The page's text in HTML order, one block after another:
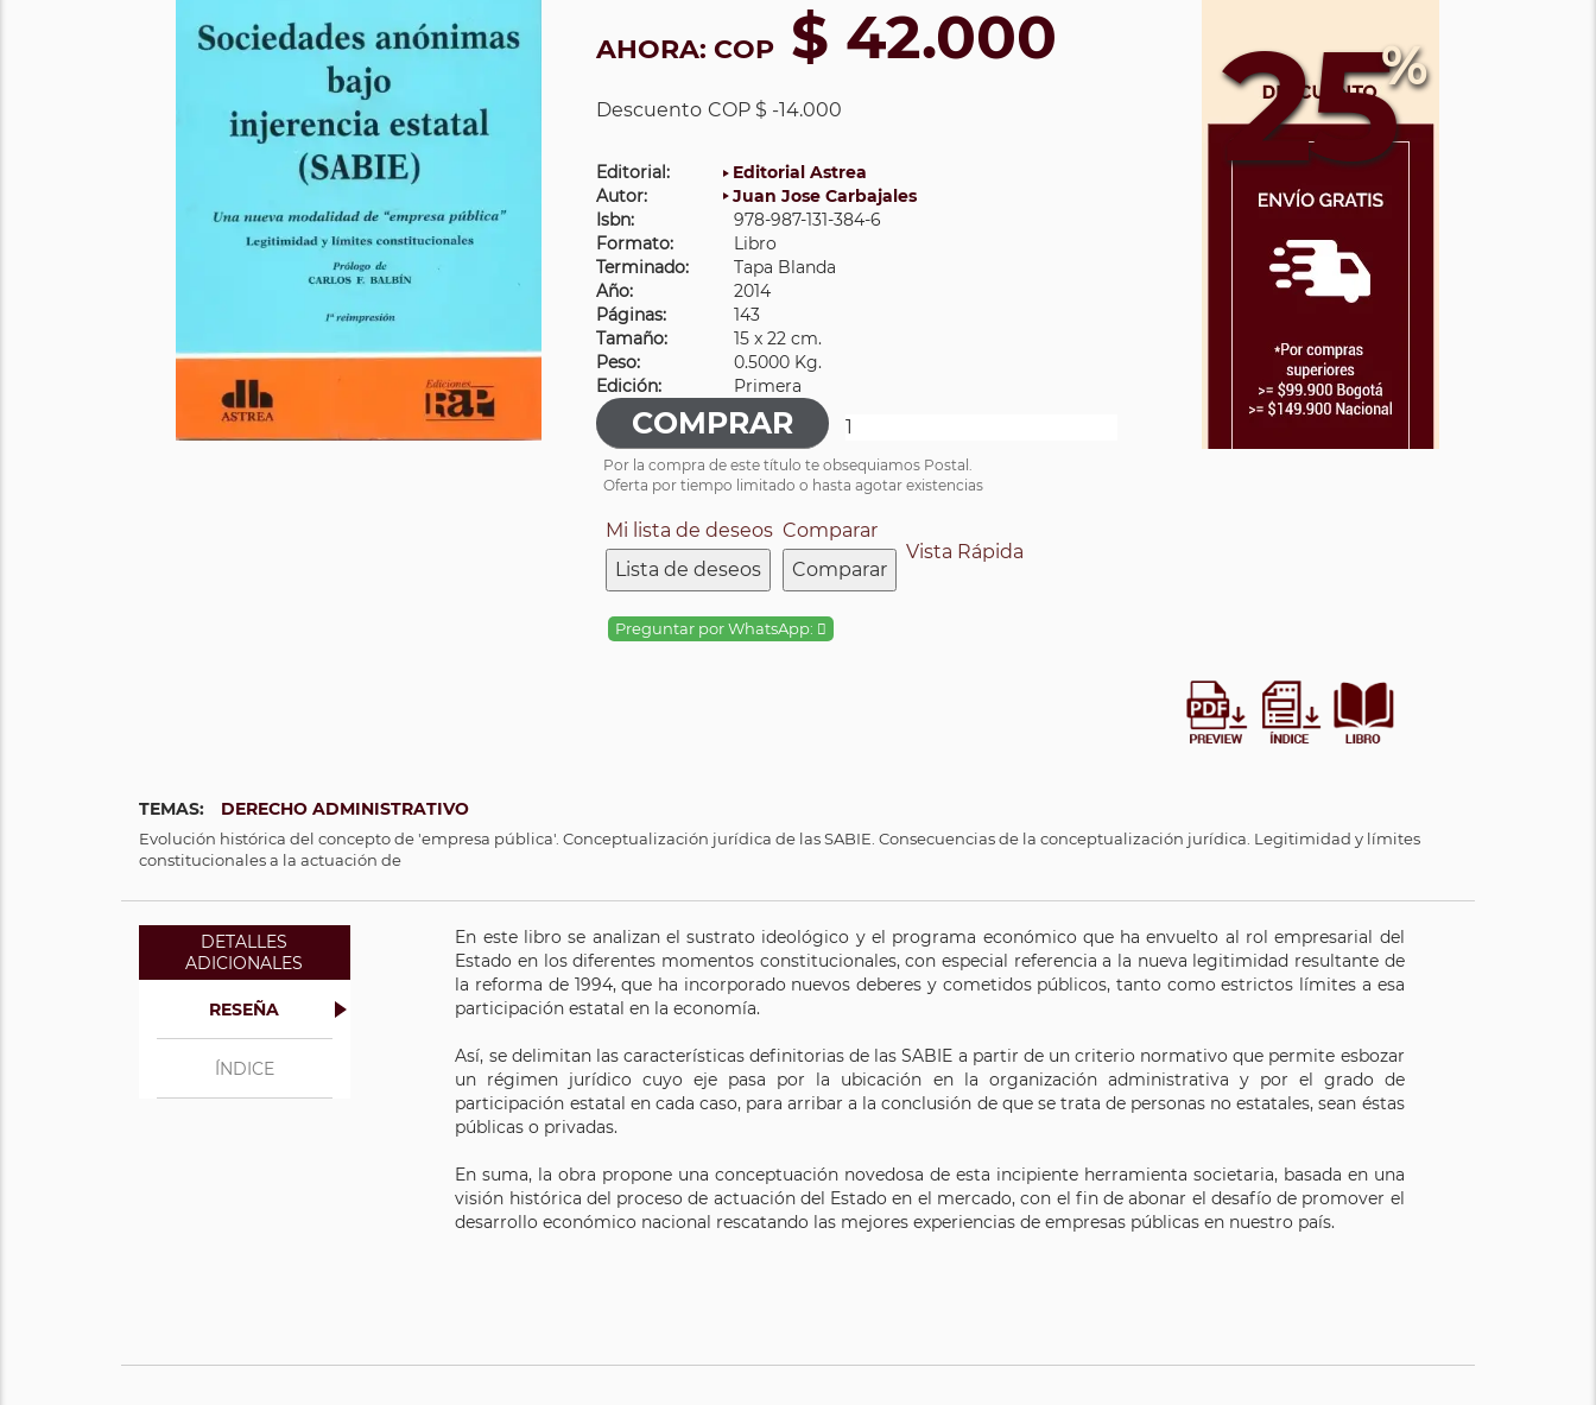
25%
AHORA: COP $ 42.000
Descuento COP $ -14.000
Editorial:
Editorial Astrea
Autor:
Juan Jose Carbajales
Isbn:
978-987-131-384-6
Formato:
Libro
Terminado:
Tapa Blanda
Año:
2014
Páginas:
143
Tamaño:
15 x 22 cm.
Peso:
0.5000 Kg.
Edición:
Primera
Por la compra de este título te obsequiamos Postal.
Oferta por tiempo limitado o hasta agotar existencias
Mi lista de deseos
Lista de deseos
Comparar
Comparar
Vista Rápida
Preguntar por WhatsApp:
TEMAS: DERECHO ADMINISTRATIVO
Evolución histórica del concepto de 'empresa pública'. Conceptualización jurídica de las SABIE. Consecuencias de la conceptualización jurídica. Legitimidad y límites
constitucionales a la actuación de
DETALLES
ADICIONALES
RESEÑA
ÍNDICE
En este libro se analizan el sustrato ideológico y el programa económico que ha envuelto al rol empresarial del
Estado en los diferentes momentos constitucionales, con especial referencia a la nueva legitimidad resultante de
la reforma de 1994, que ha incorporado nuevos deberes y cometidos públicos, tanto como estrictos límites a esa
participación estatal en la economía.
Así, se delimitan las características definitorias de las SABIE a partir de un criterio normativo que permite esbozar
un régimen jurídico cuyo eje pasa por la ubicación en la organización administrativa y por el grado de
participación estatal en cada caso, para arribar a la conclusión de que se trata de personas no estatales, sean éstas
públicas o privadas.
En suma, la obra propone una conceptuación novedosa de esta incipiente herramienta societaria, basada en una
visión histórica del proceso de actuación del Estado en el mercado, con el fin de abonar el desafío de promover el
desarrollo económico nacional rescatando las mejores experiencias de empresas públicas en nuestro país.